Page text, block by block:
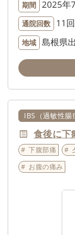
期間 2025年
通院回数 11
地域 島根県
IBS（過敏性腸
食後に下
下腹部痛
お腹の痛み